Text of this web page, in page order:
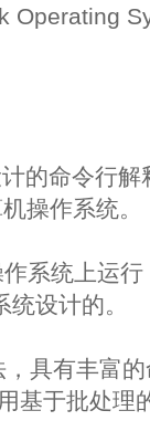
Operating
的命令行
操作系统。
系统上运
设计的。
具有丰富
基于批处理